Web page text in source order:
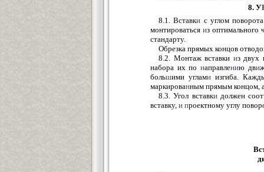
8. У
8.1. Вставки с углом
монтироваться из оптимального
стандарту.
Обрезка прямых концов
8.2. Монтаж вставки из двух
набора их понаправлению дви
большими углами изгиба.
маркированным прямым концом,
8.3. Угол вставкидолжен соот
вставку, и проектному углу